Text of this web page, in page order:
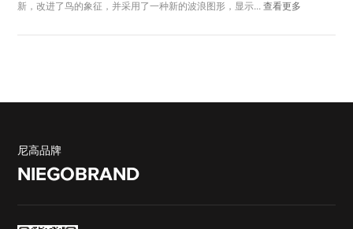
新，改进了鸟的象征，并采用了一种新的波浪图形，显示...查看更多
尼高品牌
NIEGOBRAND